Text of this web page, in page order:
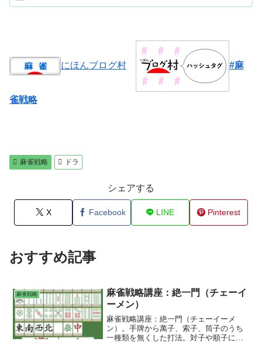
にほんブログ村 #麻
雀戦略
麻雀戦略 ドラ
シェアする
X Facebook LINE Pinterest
おすすめ記事
麻雀戦略
麻雀戦略講座：絶一門（チェーイ
ーメン）
麻雀戦略講座：絶一門（チェーイーメ
ン）。手牌から萬子、索子、筒子のうち
一種類を無くした打法。対子や順子に柔